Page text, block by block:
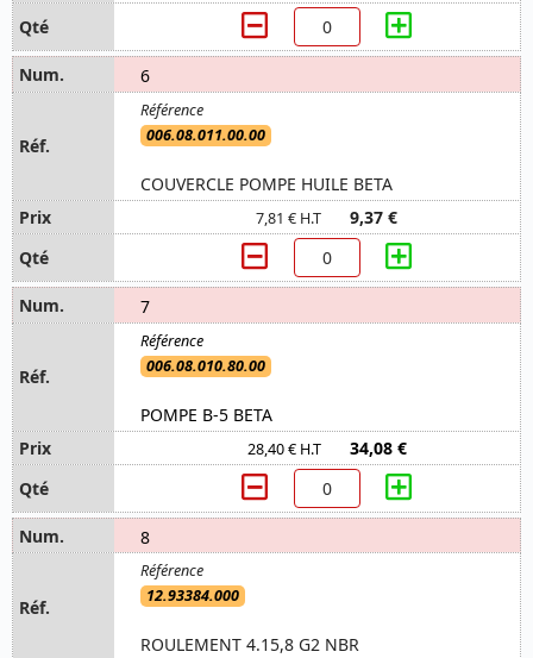
6
006.08.011.00.00
COUVERCLE POMPE HUILE BETA
7,81 € H.T 9,37 €
7
006.08.010.80.00
POMPE B-5 BETA
28,40 € H.T 34,08 €
8
12.93384.000
ROULEMENT 4.15,8 G2 NBR